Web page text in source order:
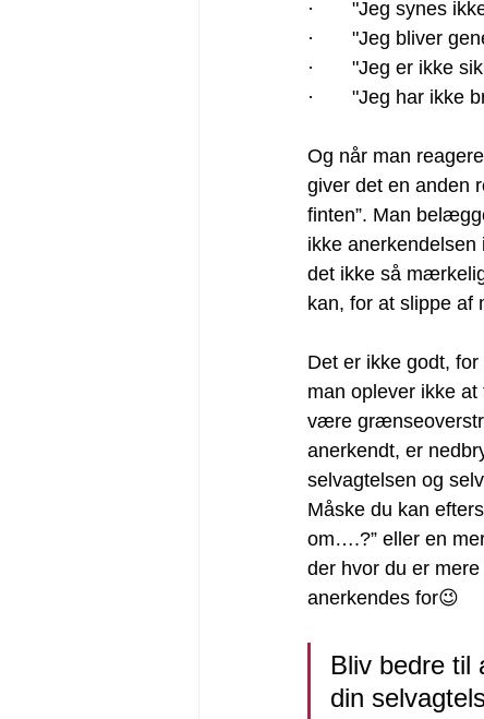
·       "Jeg synes
·       "Jeg bliver
·       "Jeg er ikke
·       "Jeg har
Og når man
giver det en anden
finten”. Man
ikke
det ikke så
kan, for at slippe af
Det er ikke godt,
man oplever ikke
være
anerkendt, er
selvagtelsen og
Måske du kan
om….?” eller en
der hvor du er
anerkendes for😉
Bliv bedre til
din